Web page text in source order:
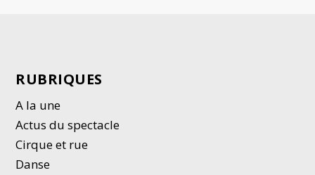
RUBRIQUES
A la une
Actus du spectacle
Cirque et rue
Danse